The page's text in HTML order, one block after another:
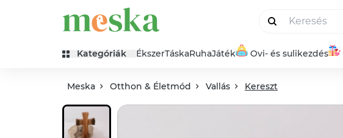
Kategóriák ÉkszerTáskaRuhaJáték Ovi- és sulikezdés
Meska Otthon & Életmód Vallás Kereszt